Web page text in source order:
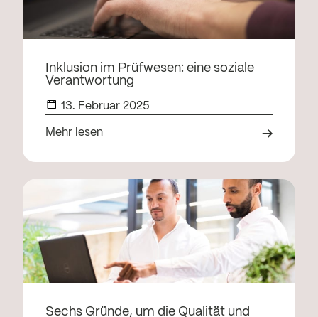
Inklusion im Prüfwesen: eine soziale
Verantwortung
13. Februar 2025
Mehr lesen
Sechs Gründe, um die Qualität und